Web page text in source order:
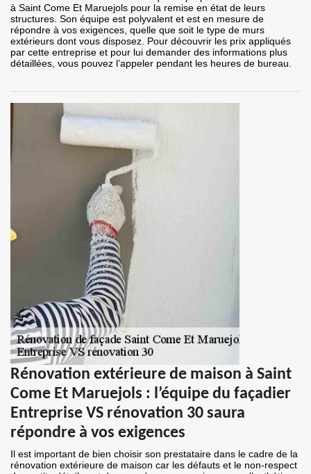
à Saint Come Et Maruejols pour la remise en état de leurs
structures. Son équipe est polyvalent et est en mesure de
répondre à vos exigences, quelle que soit le type de murs
extérieurs dont vous disposez. Pour découvrir les prix appliqués
par cette entreprise et pour lui demander des informations plus
détaillées, vous pouvez l’appeler pendant les heures de bureau.
Rénovation extérieure de maison à Saint
Come Et Maruejols : l’équipe du façadier
Entreprise VS rénovation 30 saura
répondre à vos exigences
Il est important de bien choisir son prestataire dans le cadre de la
rénovation extérieure de maison car les défauts et le non-respect